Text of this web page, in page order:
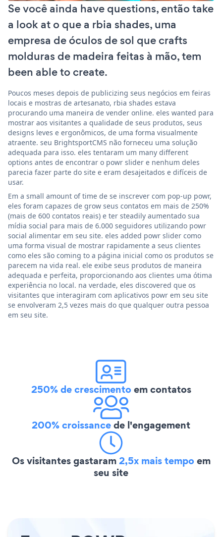
Se você ainda have questions, então take
a look at o que a rbia shades, uma
empresa de óculos de sol que crafts
molduras de madeira feitas à mão, tem
been able to create.
Poucos meses depois de publicizing seus negócios em feiras
locais e mostras de artesanato, rbia shades estava
procurando uma maneira de vender online. eles wanted para
mostrar aos visitantes a qualidade de seus produtos, seus
designs leves e ergonômicos, de uma forma visualmente
atraente. seu BrightsportCMS não forneceu uma solução
adequada para isso. eles tentaram um many different
options antes de encontrar o powr slider e nenhum deles
parecia fazer parte do site e eram desajeitados e difíceis de
usar.
Em a small amount of time de se inscrever com pop-up powr,
eles foram capazes de grow seus contatos em mais de 250%
(mais de 600 contatos reais) e ter steadily aumentado sua
mídia social para mais de 6.000 seguidores utilizando powr
social alimentar em seu site. eles added powr slider como
uma forma visual de mostrar rapidamente a seus clientes
como eles são coming to a página inicial como os produtos se
parecem na vida real. ele exibe seus produtos de maneira
adequada e perfeita, proporcionando aos clientes uma ótima
experiência no local. na verdade, eles discovered que os
visitantes que interagiram com aplicativos powr em seu site
se envolveram 2,5 vezes mais do que qualquer outra pessoa
em seu site.
250% de crescimentoem contatos
200% croissancede l'engagement
Os visitantes gastaram2,5x mais tempoem
seu site